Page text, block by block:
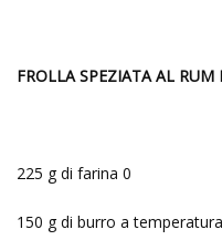
FROLLA SPEZIATA AL RUM
225 g di farina 0
150 g di burro a